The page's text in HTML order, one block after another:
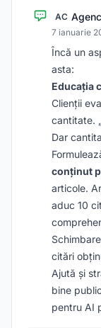
AC
7 ianuarie
Încă un
asta:
Educația
Clienții
cantitate.
Dar
conținut
articole.
aduc 10
citări
Ajută și
bine
pentru AI